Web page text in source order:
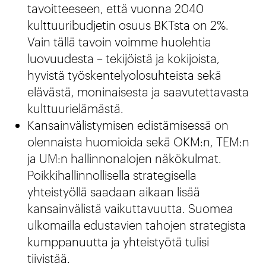
tavoitteeseen, että vuonna 2040
kulttuuribudjetin osuus BKTsta on 2%.
Vain tällä tavoin voimme huolehtia
luovuudesta – tekijöistä ja kokijoista,
hyvistä työskentelyolosuhteista sekä
elävästä, moninaisesta ja saavutettavasta
kulttuurielämästä.
Kansainvälistymisen edistämisessä on
olennaista huomioida sekä OKM:n, TEM:n
ja UM:n hallinnonalojen näkökulmat.
Poikkihallinnollisella strategisella
yhteistyöllä saadaan aikaan lisää
kansainvälistä vaikuttavuutta. Suomea
ulkomailla edustavien tahojen strategista
kumppanuutta ja yhteistyötä tulisi
tiivistää.